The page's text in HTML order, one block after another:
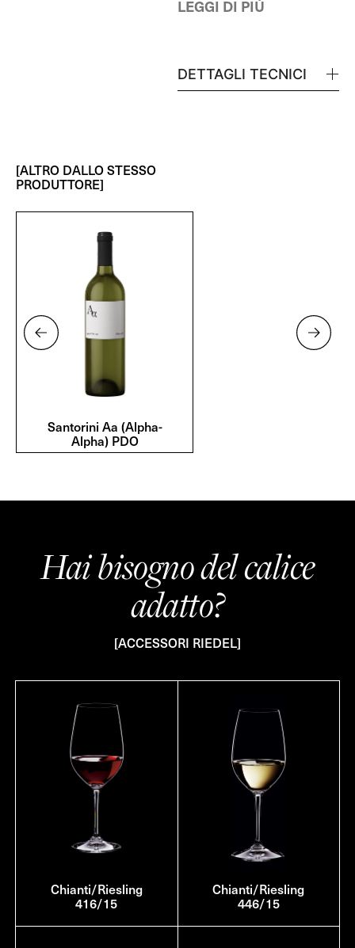
LEGGI DI PIÙ
DETTAGLI TECNICI
[ALTRO DALLO STESSO
PRODUTTORE]
Santorini Aa (Alpha-
Alpha) PDO
Hai bisogno del calice
adatto?
[ACCESSORI RIEDEL]
Chianti/Riesling
416/15
Chianti/Riesling
446/15